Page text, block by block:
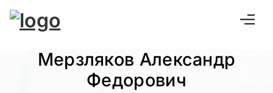
Мерзляков Александр
Федорович